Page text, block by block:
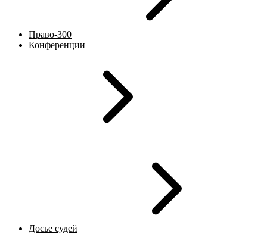
Право-300
Конференции
Досье судей